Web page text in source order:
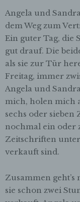
Angela und
dem Weg zum
Ein guter Tag, die
gut drauf. Die
als sie zur Tür
Freitag, immer
Angela und
mich, holen mich
sechs oder
nochmal ein oder
Zeitschriften
verkauft sind.
Zusammen
sie schon zwei